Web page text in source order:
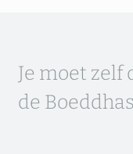
Je moet zelf
de